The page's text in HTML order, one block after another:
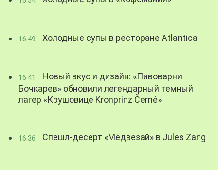
16:49 Холодные супы в ресторане Atlantica
16:41
Новый вкус и дизайн: «Пивоварни
Бочкарев» обновили легендарный темный
лагер «Крушовице Kronprinz Černé»
16:36 Спешл-десерт «Медвезай» в Jules Zang